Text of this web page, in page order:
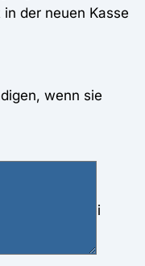
der neuen Kasse
wenn sie
von bis zu drei